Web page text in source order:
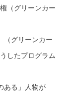
（グリーンカー
（グリーンカー
したプログラム
ある」人物が